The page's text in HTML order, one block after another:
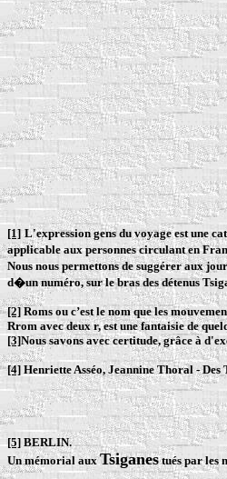
[1] L'expression gens du voyage est une
applicable aux personnes circulant en
Nous nous permettons de suggérer aux
d�un numéro, sur le bras des détenus
[2]Roms ou c’est le nom que les
Rrom avec deux r, est une fantaisie de
[3]Nous savons avec certitude, grâce à
[4] Henriette Asséo, Jeannine Thoral - Des
[5] BERLIN.
Un mémorial auxTsiganestués par les